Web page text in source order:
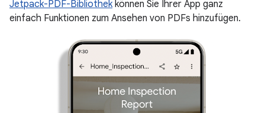
Jetpack-PDF-Bibliothekkönnen Sie Ihrer App ganz
einfach Funktionen zum Ansehen von PDFs hinzufügen.